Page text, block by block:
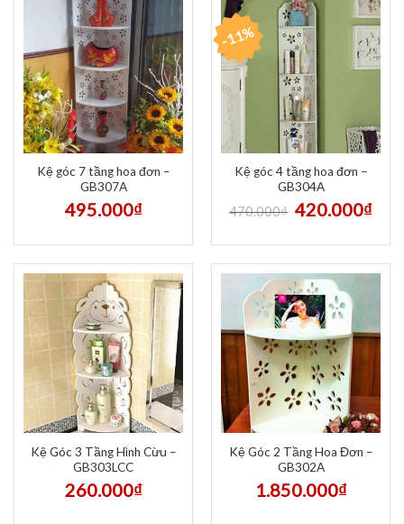
Kệ góc 7 tầng hoa đơn –
GB307A
495.000₫
-11%
Kệ góc 4 tầng hoa đơn –
GB304A
470.000₫ 420.000₫
Kệ Góc 3 Tầng Hình Cừu –
GB303LCC
260.000₫
Kệ Góc 2 Tầng Hoa Đơn –
GB302A
1.850.000₫